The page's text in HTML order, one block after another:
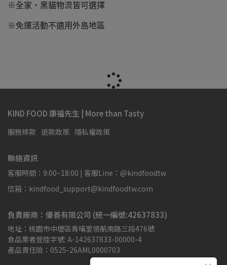
※全家、黑貓物流皆可選擇
※免運活動不適用外島地區
KIND FOOD 康福先生 | More than Tasty
服務條款 退款政策 隱私權政策
聯絡資訊
客服時間：9:00~18:00 | 客服Line：@kindfoodtw
信箱：kindfood_support@kindfoodtw.com
負責廠商：優善有限公司 (統一編號:42637833)
地址：桃園市中壢區青埔里領航南路三段476號
食品業者登陸字號: A-142637833-00000-4
產品責任險：0525-26AML0000703